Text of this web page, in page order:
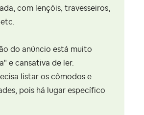
com lençóis, travesseiros,
do anúncio está muito
e cansativa de ler.
listar os cômodos e
pois há lugar específico